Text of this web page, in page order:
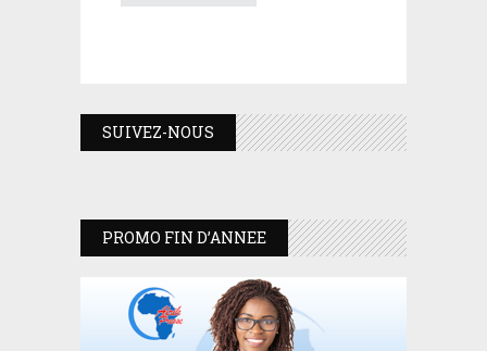
SUIVEZ-NOUS
PROMO FIN D’ANNEE